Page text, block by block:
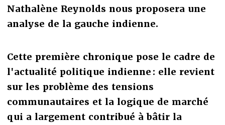
Nathalène Reynolds nous proposera une
analyse de la gauche indienne.
Cette première chronique pose le cadre de
l'actualité politique indienne : elle revient
sur les problème des tensions
communautaires et la logique de marché
qui a largement contribué à bâtir la